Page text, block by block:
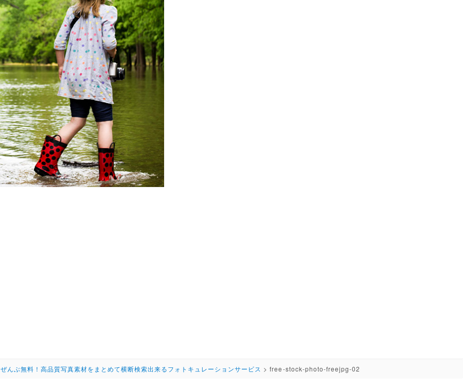
ぜんぶ無料！高品質写真素材をまとめて横断検索出来るフォトキュレーションサービス >free-stock-photo-freejpg-02